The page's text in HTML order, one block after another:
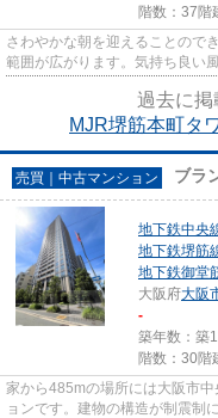
階数：37階
さわやかな朝を迎えることので
範囲が広がります。気持ち良い
過去に掲
MJR堺筋本町タ
売買｜中古マンション ブラ
地下鉄中央
地下鉄堺筋
地下鉄御堂
大阪府大阪
-
築年数：築
階数：30階
家から485mの場所には大阪市
ョンです。建物の構造が制震制